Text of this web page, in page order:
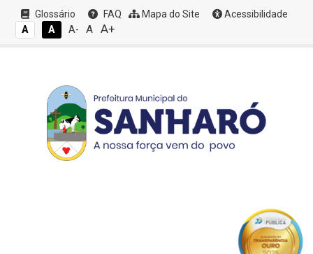
Glossário FAQ Mapa do Site
Acessibilidade
A
A A- A A+